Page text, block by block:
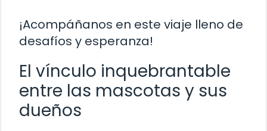
¡Acompáñanos en este viaje lleno de
desafíos y esperanza!
El vínculo inquebrantable
entre las mascotas y sus
dueños